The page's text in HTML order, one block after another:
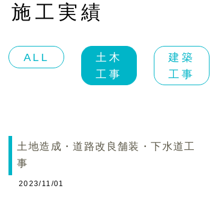
施工実績
ALL
土木
工事
建築
工事
土地造成・道路改良舗装・下水道工
事
2023/11/01